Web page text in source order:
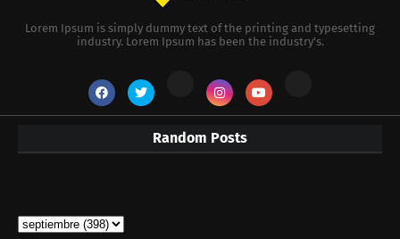
Lorem Ipsum is simply dummy text of the printing and typesetting
industry. Lorem Ipsum has been the industry's.
Random Posts